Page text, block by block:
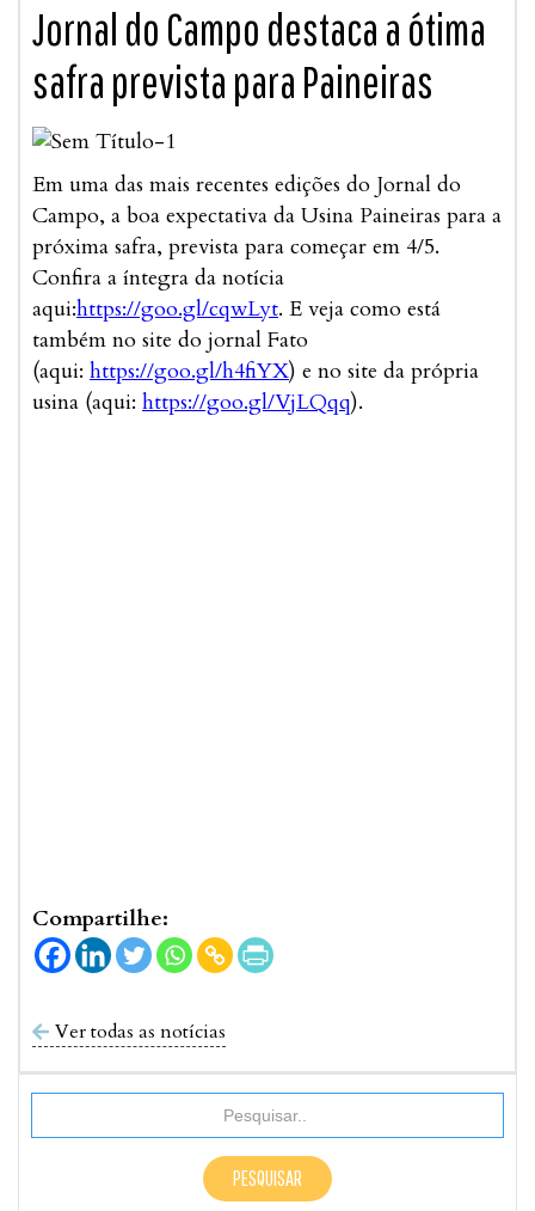
Jornal do Campo destaca a ótima
safra prevista para Paineiras
Em uma das mais recentes edições do Jornal do
Campo, a boa expectativa da Usina Paineiras para a
próxima safra, prevista para começar em 4/5.
Confira a íntegra da notícia
aqui:https://goo.gl/cqwLyt. E veja como está
também no site do jornal Fato
(aqui: https://goo.gl/h4fiYX) e no site da própria
usina (aqui: https://goo.gl/VjLQqq).
Compartilhe:
 Ver todas as notícias